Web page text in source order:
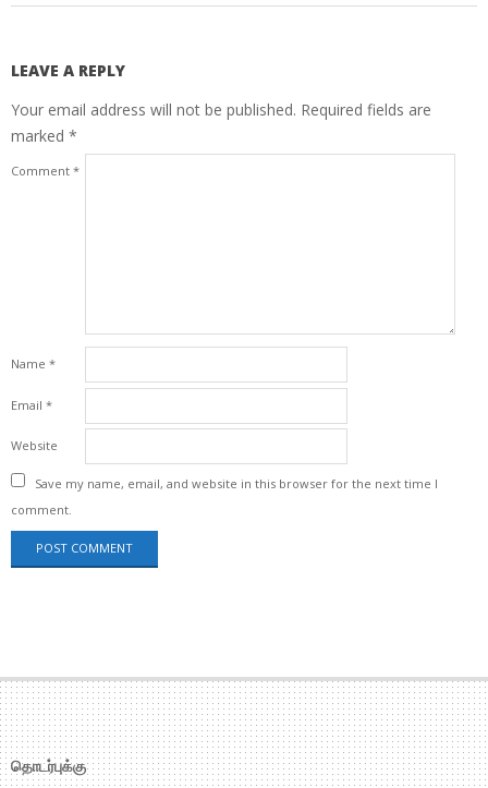
LEAVE A REPLY
Your email address will not be published. Required fields are
marked *
Comment *
Name *
Email *
Website
Save my name, email, and website in this browser for the next time I
comment.
தொடர்புக்கு